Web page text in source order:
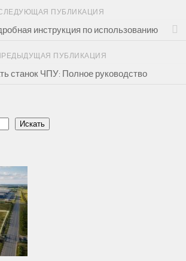
ПУБЛИКАЦИЯ
инструкция по использованию
ПУБЛИКАЦИЯ
станок ЧПУ: Полное руководство
Искать